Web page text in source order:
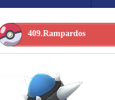
409.Rampardos